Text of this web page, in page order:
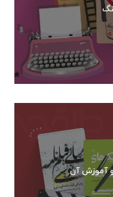
آموزش آن